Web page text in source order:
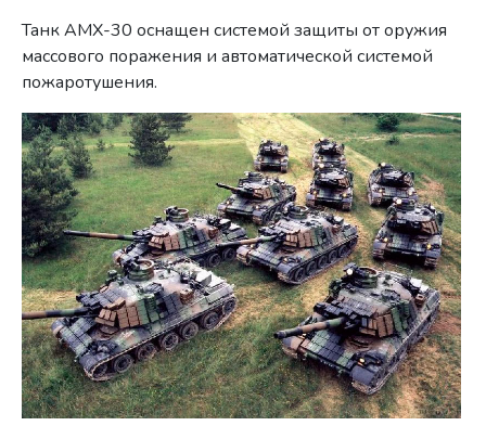
Танк AMX-30 оснащен системой защиты от оружия
массового поражения и автоматической системой
пожаротушения.